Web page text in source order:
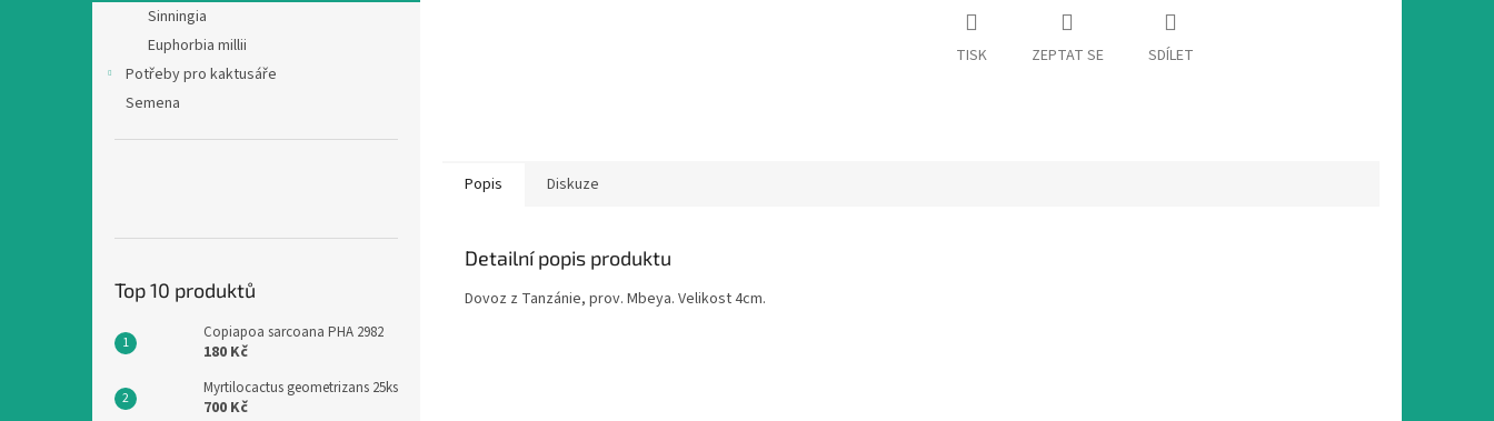
Sinningia
Euphorbia millii
Potřeby pro kaktusáře
Semena
Top 10 produktů
Copiapoa sarcoana PHA 2982
180 Kč
Myrtilocactus geometrizans 25ks
700 Kč
TISK ZEPTAT SE SDÍLET
Popis Diskuze
Detailní popis produktu
Dovoz z Tanzánie, prov. Mbeya. Velikost 4cm.